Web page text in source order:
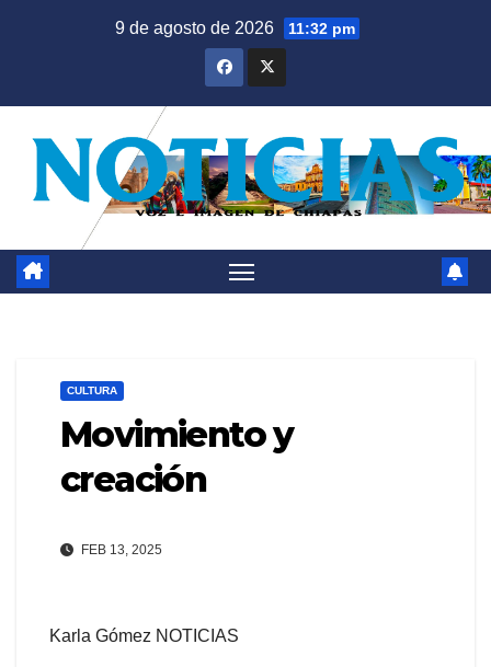
9 de agosto de 2026 11:32 pm
CULTURA
Movimiento y
creación
FEB 13, 2025
Karla Gómez NOTICIAS